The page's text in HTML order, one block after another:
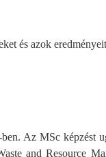
és azok
Az MSc képzést
and Resource